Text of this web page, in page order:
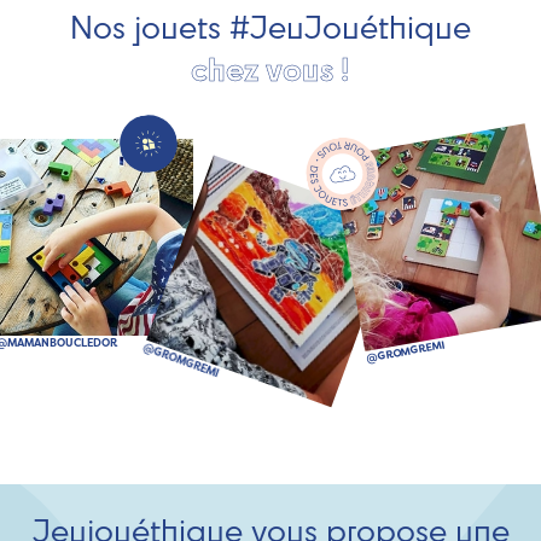
Nos jouets #JeuJouéthique
chez vous !
Jeujouéthique vous propose une